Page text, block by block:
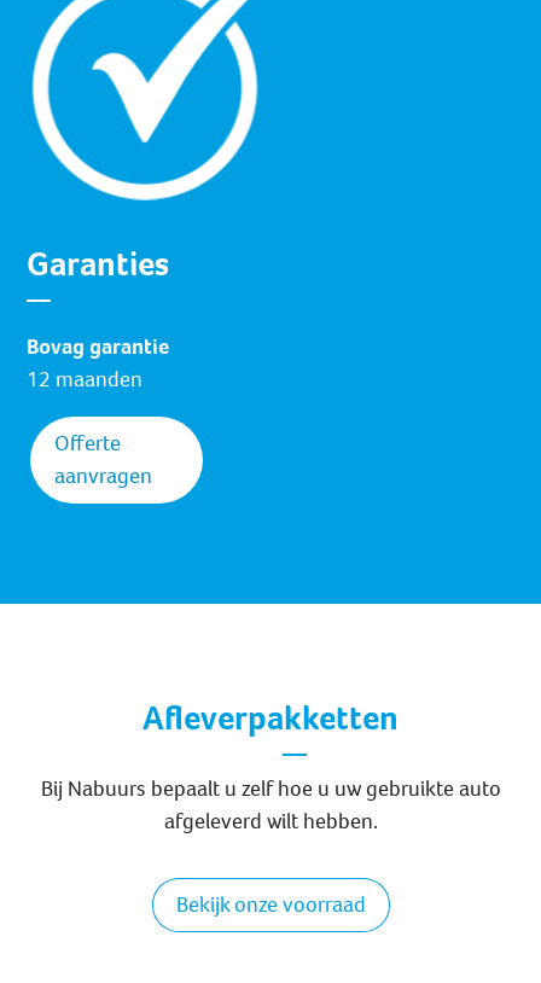
Garanties
Bovag garantie
12 maanden
Offerte
aanvragen
Afleverpakketten
Bij Nabuurs bepaalt u zelf hoe u uw gebruikte auto
afgeleverd wilt hebben.
Bekijk onze voorraad